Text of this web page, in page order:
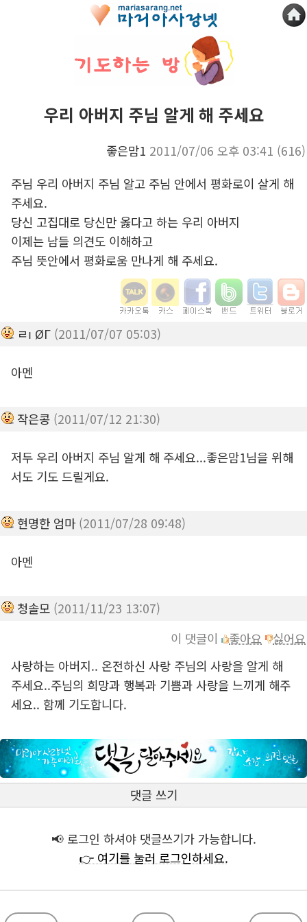
우리 아버지 주님 알게 해 주세요
좋은맘1 2011/07/06 오후 03:41 (616)
주님 우리 아버지 주님 알고 주님 안에서 평화로이 살게 해
주세요.
당신 고집대로 당신만 옳다고 하는 우리 아버지
이제는 남들 의견도 이해하고
주님 뜻안에서 평화로움 만나게 해 주세요.
ㄹı ØГ (2011/07/07 05:03)
아멘
작은콩 (2011/07/12 21:30)
저두 우리 아버지 주님 알게 해 주세요...좋은맘1님을 위해
서도 기도 드릴게요.
현명한 엄마 (2011/07/28 09:48)
아멘
청솔모 (2011/11/23 13:07)
이 댓글이
좋아요
싫어요
사랑하는 아버지.. 온전하신 사랑 주님의 사랑을 알게 해
주세요..주님의 희망과 행복과 기쁨과 사랑을 느끼게 해주
세요.. 함께 기도합니다.
댓글 쓰기
📢 로그인 하셔야 댓글쓰기가 가능합니다.
👉 여기를 눌러 로그인하세요.